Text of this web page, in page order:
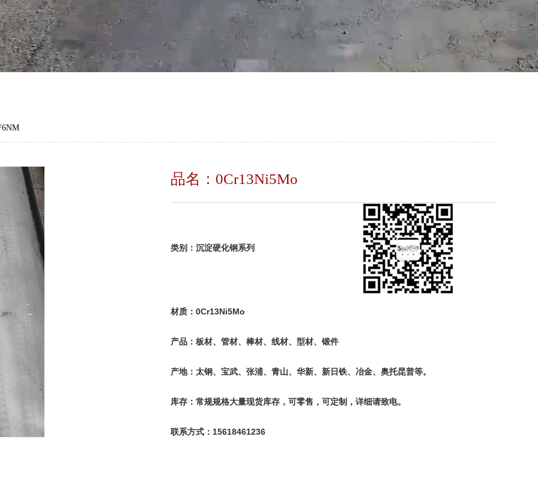
品名：0Cr13Ni5Mo
类别：沉淀硬化钢系列
材质：0Cr13Ni5Mo
产品：板材、管材、棒材、线材、型材、锻件
产地：太钢、宝武、张浦、青山、华新、新日铁、冶金、奥托昆普等。
库存：常规规格大量现货库存，可零售，可定制，详细请致电。
联系方式：15618461236